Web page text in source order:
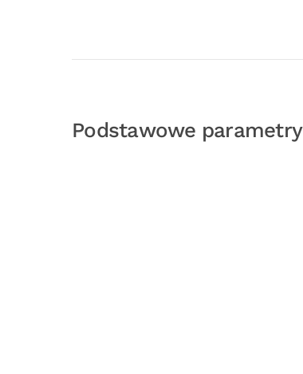
Podstawowe parametry